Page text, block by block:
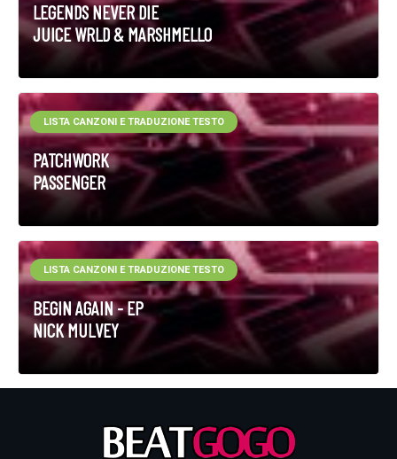
LEGENDS NEVER DIE
JUICE WRLD & MARSHMELLO
PATCHWORK
PASSENGER
LISTA CANZONI E TRADUZIONE TESTO
BEGIN AGAIN - EP
NICK MULVEY
LISTA CANZONI E TRADUZIONE TESTO